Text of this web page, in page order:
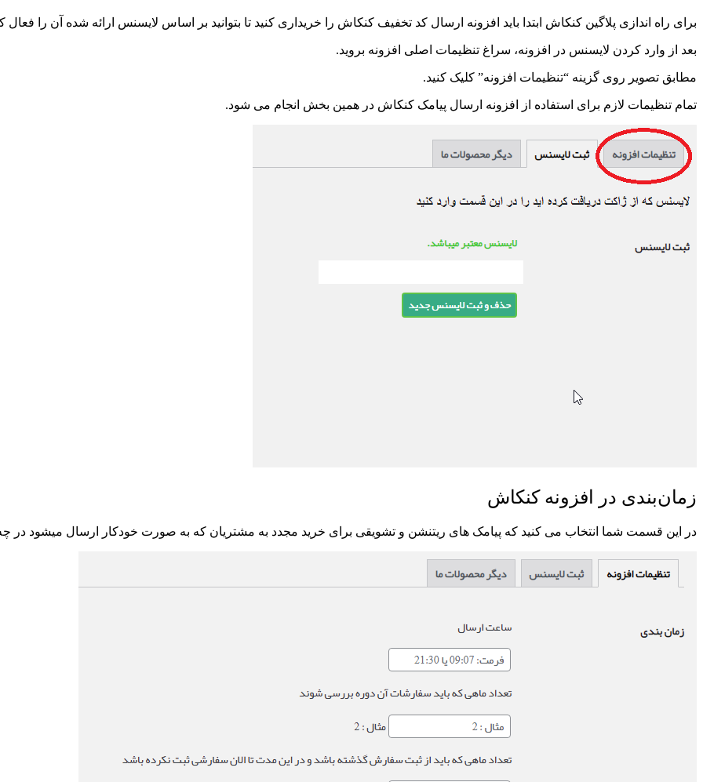
برای راه اندازی پلاگین کنکاش ابتدا باید افزونه ارسال کد تخفیف کنکاش را خریداری کنید تا بتوانید بر اساس لایسنس ارائه شده آن را فعال
بعد از وارد کردن لایسنس در افزونه، سراغ تنظیمات اصلی افزونه بروید.
مطابق تصویر روی گزینه “تنظیمات افزونه” کلیک کنید.
تمام تنظیمات لازم برای استفاده از افزونه ارسال پیامک کنکاش در همین بخش انجام می شود.
زمان‌بندی در افزونه کنکاش
در این قسمت شما انتخاب می کنید که پیامک های ریتنشن و تشویقی برای خرید مجدد به مشتریان که به صورت خودکار ارسال میشود در